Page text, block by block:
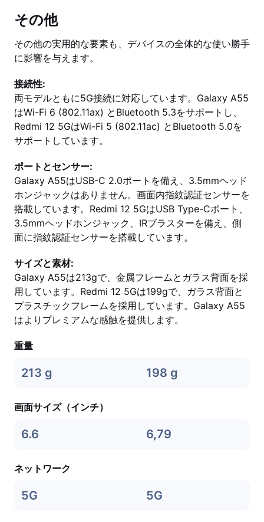
その他
その他の実用的な要素も、デバイスの全体的な使い勝手
に影響を与えます。
接続性:
両モデルともに5G接続に対応しています。Galaxy A55
はWi-Fi 6 (802.11ax) とBluetooth 5.3をサポートし、
Redmi 12 5GはWi-Fi 5 (802.11ac) とBluetooth 5.0を
サポートしています。
ポートとセンサー:
Galaxy A55はUSB-C 2.0ポートを備え、3.5mmヘッド
ホンジャックはありません。画面内指紋認証センサーを
搭載しています。Redmi 12 5GはUSB Type-Cポート、
3.5mmヘッドホンジャック、IRブラスターを備え、側
面に指紋認証センサーを搭載しています。
サイズと素材:
Galaxy A55は213gで、金属フレームとガラス背面を採
用しています。Redmi 12 5Gは199gで、ガラス背面と
プラスチックフレームを採用しています。Galaxy A55
はよりプレミアムな感触を提供します。
重量
213 g 198 g
画面サイズ（インチ）
6.6 6,79
ネットワーク
5G 5G